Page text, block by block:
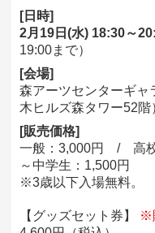
[日時]
2月19日(水) 18:30～
19:00まで）
[会場]
森アーツセンターギャ
木ヒルズ森タワー52階
[販売価格]
一般：3,000円 / 高
～中学生：1,500円
※3歳以下入場無料。
【グッズセット券】
※